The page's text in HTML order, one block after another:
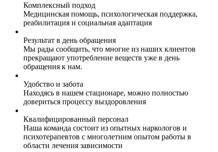
Комплексный подход
Медицинская помощь, психологическая поддержка,
реабилитация и социальная адаптация
Результат в день обращения
Мы рады сообщить, что многие из наших клиентов
прекращают употребление веществ уже в день
обращения к нам.
Удобство и забота
Находясь в нашем стационаре, можно полностью
довериться процессу выздоровления
Квалифицированный персонал
Наша команда состоит из опытных наркологов и
психотерапевтов с многолетним опытом работы в
области лечения зависимости